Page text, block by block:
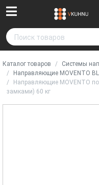
Каталог товаров
Системы
Направляющие MOVENTO
Направляющие MOVENTO
замками) 60 кг